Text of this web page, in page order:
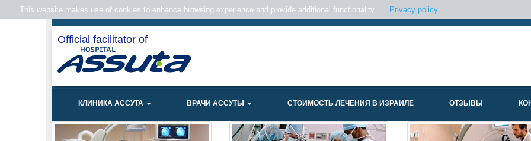
Official facilitator of
КЛИНИКА АССУТА ВРАЧИ АССУТЫ СТОИМОСТЬ ЛЕЧЕНИЯ В ИЗРАИЛЕ ОТЗЫВЫ
This website makes use of cookies to enhance browsing experience and provide additional functionality. Privacy policy